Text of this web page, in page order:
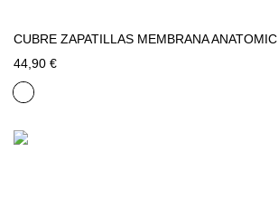
CUBRE ZAPATILLAS MEMBRANA ANATOMIC
44,90 €